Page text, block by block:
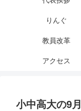
りんぐ
教員改革
アクセス
小中高大の9